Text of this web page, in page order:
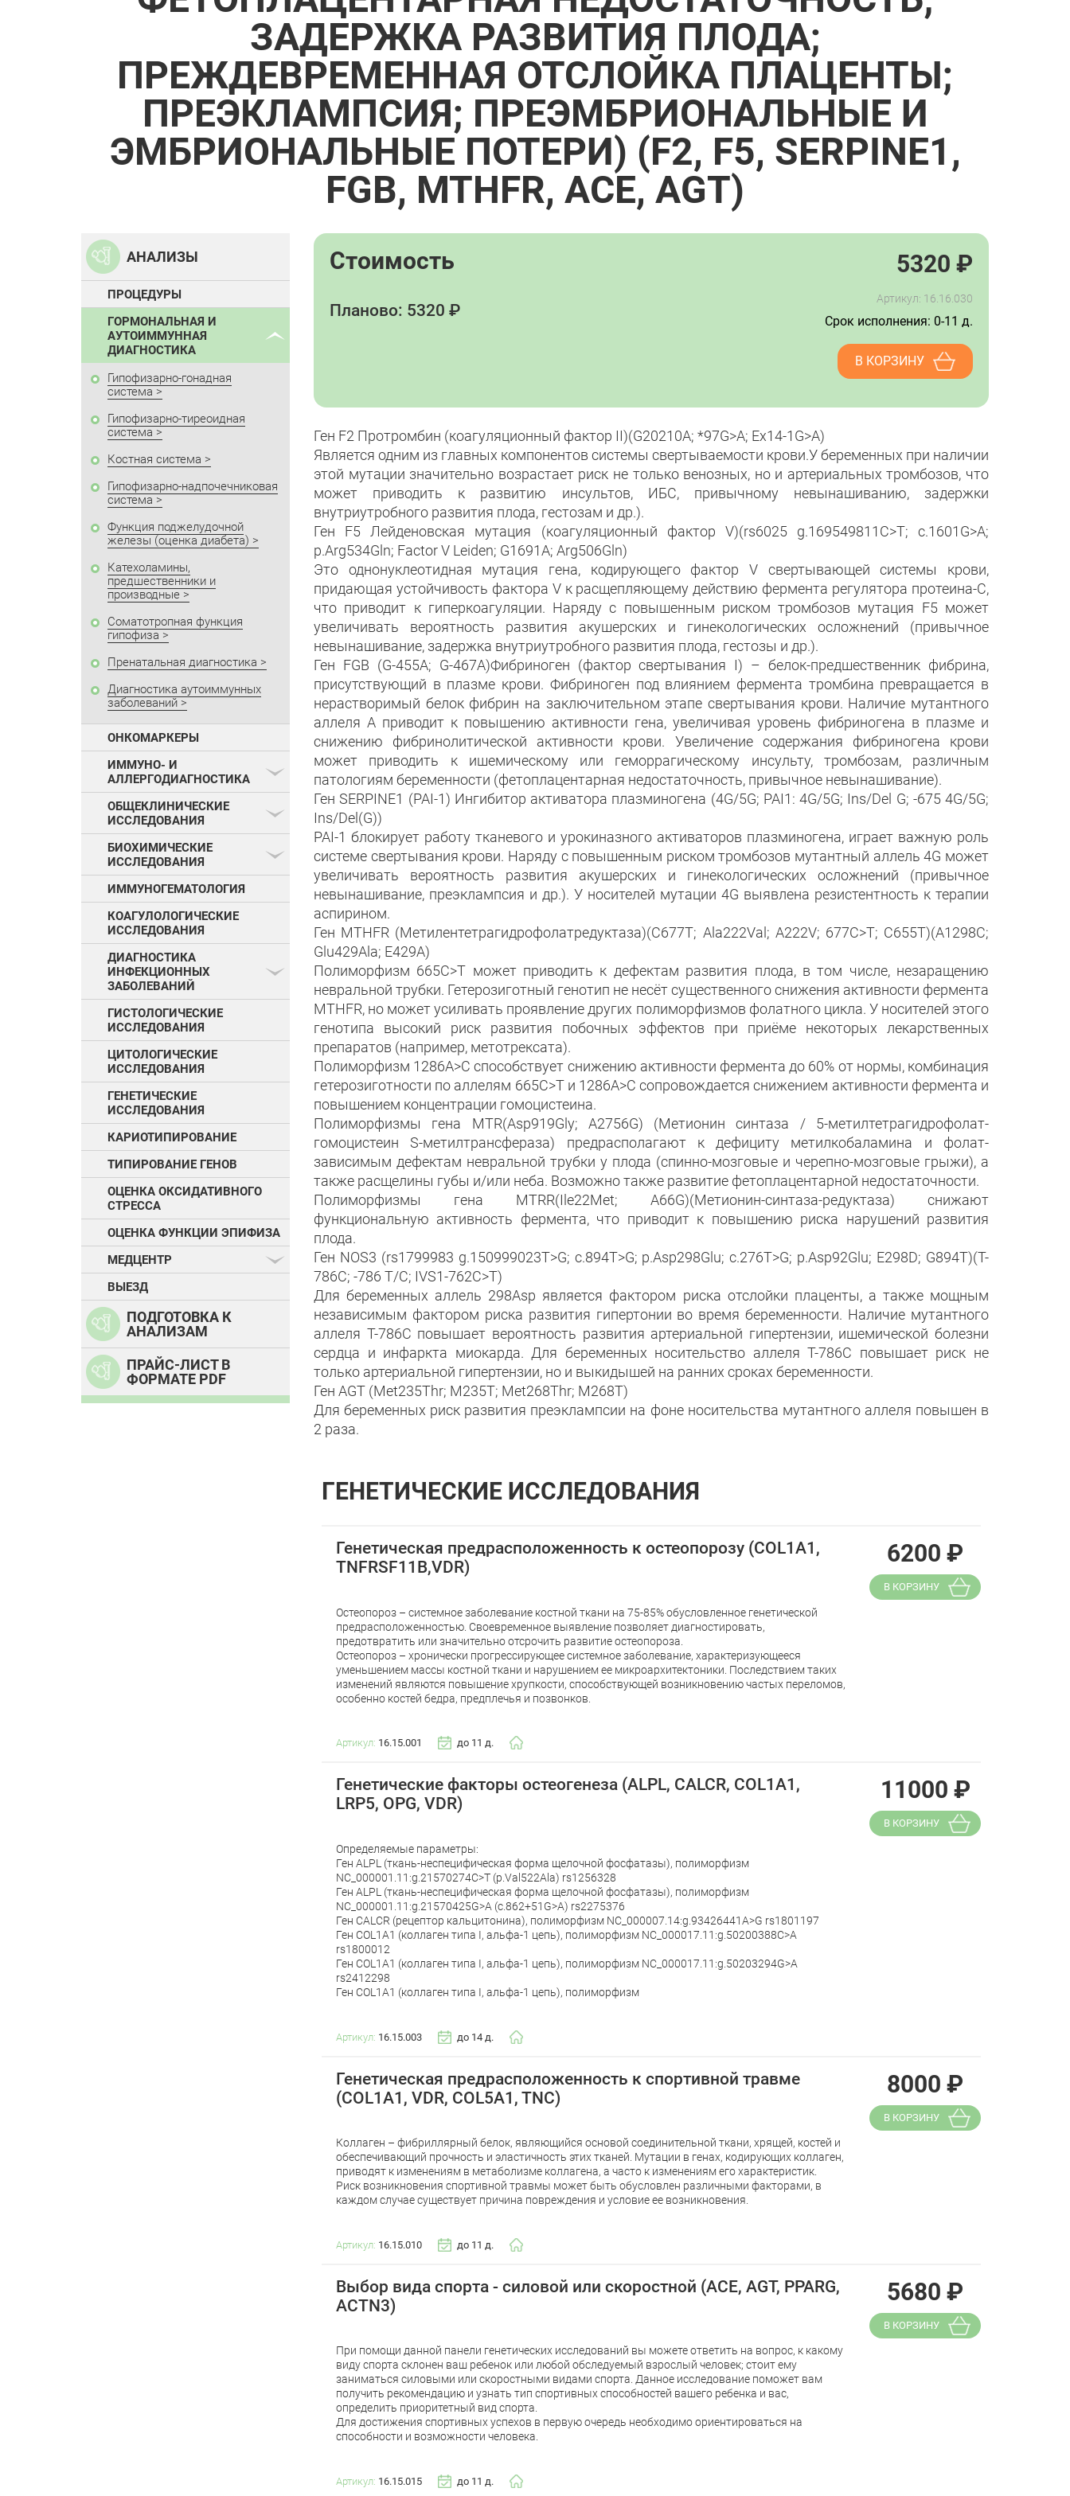
ЗАДЕРЖКА РАЗВИТИЯ ПЛОДА;
ПРЕЖДЕВРЕМЕННАЯ ОТСЛОЙКА ПЛАЦЕНТЫ;
ПРЕЭКЛАМПСИЯ; ПРЕЭМБРИОНАЛЬНЫЕ И
ЭМБРИОНАЛЬНЫЕ ПОТЕРИ) (F2, F5, SERPINE1,
FGB, MTHFR, ACE, AGT)
АНАЛИЗЫ
ПРОЦЕДУРЫ
ГОРМОНАЛЬНАЯ И
АУТОИММУННАЯ
ДИАГНОСТИКА
Гипофизарно-гонадная
система
Гипофизарно-тиреоидная
система
Костная система
Гипофизарно-надпочечниковая
система
Функция поджелудочной
железы (оценка диабета)
Катехоламины,
предшественники и
производные
Соматотропная функция
гипофиза
Пренатальная диагностика
Диагностика аутоиммунных
заболеваний
ОНКОМАРКЕРЫ
ИММУНО- И
АЛЛЕРГОДИАГНОСТИКА
ОБЩЕКЛИНИЧЕСКИЕ
ИССЛЕДОВАНИЯ
БИОХИМИЧЕСКИЕ
ИССЛЕДОВАНИЯ
ИММУНОГЕМАТОЛОГИЯ
КОАГУЛОЛОГИЧЕСКИЕ
ИССЛЕДОВАНИЯ
ДИАГНОСТИКА
ИНФЕКЦИОННЫХ
ЗАБОЛЕВАНИЙ
ГИСТОЛОГИЧЕСКИЕ
ИССЛЕДОВАНИЯ
ЦИТОЛОГИЧЕСКИЕ
ИССЛЕДОВАНИЯ
ГЕНЕТИЧЕСКИЕ
ИССЛЕДОВАНИЯ
КАРИОТИПИРОВАНИЕ
ТИПИРОВАНИЕ ГЕНОВ
ОЦЕНКА ОКСИДАТИВНОГО
СТРЕССА
ОЦЕНКА ФУНКЦИИ ЭПИФИЗА
МЕДЦЕНТР
ВЫЕЗД
ПОДГОТОВКА К
АНАЛИЗАМ
ПРАЙС-ЛИСТ В
ФОРМАТЕ PDF
Стоимость 5320 ₽
Планово: 5320 ₽
Артикул: 16.16.030
Срок исполнения: 0-11 д.
В КОРЗИНУ
Ген F2 Протромбин (коагуляционный фактор II)(G20210A; *97G>A; Ex14-1G>A)
Является одним из главных компонентов системы свертываемости крови.У беременных при наличии
этой мутации значительно возрастает риск не только венозных, но и артериальных тромбозов, что
может приводить к развитию инсультов, ИБС, привычному невынашиванию, задержки
внутриутробного развития плода, гестозам и др.).
Ген F5 Лейденовская мутация (коагуляционный фактор V)(rs6025 g.169549811C>T; c.1601G>A;
p.Arg534Gln; Factor V Leiden; G1691A; Arg506Gln)
Это однонуклеотидная мутация гена, кодирующего фактор V свертывающей системы крови,
придающая устойчивость фактора V к расщепляющему действию фермента регулятора протеина-С,
что приводит к гиперкоагуляции. Наряду с повышенным риском тромбозов мутация F5 может
увеличивать вероятность развития акушерских и гинекологических осложнений (привычное
невынашивание, задержка внутриутробного развития плода, гестозы и др.).
Ген FGB (G-455А; G-467A)Фибриноген (фактор свертывания I) – белок-предшественник фибрина,
присутствующий в плазме крови. Фибриноген под влиянием фермента тромбина превращается в
нерастворимый белок фибрин на заключительном этапе свертывания крови. Наличие мутантного
аллеля А приводит к повышению активности гена, увеличивая уровень фибриногена в плазме и
снижению фибринолитической активности крови. Увеличение содержания фибриногена крови
может приводить к ишемическому или геморрагическому инсульту, тромбозам, различным
патологиям беременности (фетоплацентарная недостаточность, привычное невынашивание).
Ген SERPINE1 (PAI-1) Ингибитор активатора плазминогена (4G/5G; PAI1: 4G/5G; Ins/Del G; -675 4G/5G;
Ins/Del(G))
PAI-1 блокирует работу тканевого и урокиназного активаторов плазминогена, играет важную роль
системе свертывания крови. Наряду с повышенным риском тромбозов мутантный аллель 4G может
увеличивать вероятность развития акушерских и гинекологических осложнений (привычное
невынашивание, преэклампсия и др.). У носителей мутации 4G выявлена резистентность к терапии
аспирином.
Ген MTHFR (Метилентетрагидрофолатредуктаза)(C677T; Ala222Val; A222V; 677C>T; C655T)(A1298C;
Glu429Ala; E429A)
Полиморфизм 665C>T может приводить к дефектам развития плода, в том числе, незаращению
невральной трубки. Гетерозиготный генотип не несёт существенного снижения активности фермента
MTHFR, но может усиливать проявление других полиморфизмов фолатного цикла. У носителей этого
генотипа высокий риск развития побочных эффектов при приёме некоторых лекарственных
препаратов (например, метотрексата).
Полиморфизм 1286A>C способствует снижению активности фермента до 60% от нормы, комбинация
гетерозиготности по аллелям 665C>T и 1286A>C сопровождается снижением активности фермента и
повышением концентрации гомоцистеина.
Полиморфизмы гена MTR(Asp919Gly; A2756G) (Метионин синтаза / 5-метилтетрагидрофолат-
гомоцистеин S-метилтрансфераза) предрасполагают к дефициту метилкобаламина и фолат-
зависимым дефектам невральной трубки у плода (спинно-мозговые и черепно-мозговые грыжи), а
также расщелины губы и/или неба. Возможно также развитие фетоплацентарной недостаточности.
Полиморфизмы гена MTRR(Ile22Met; A66G)(Метионин-синтаза-редуктаза) снижают
функциональную активность фермента, что приводит к повышению риска нарушений развития
плода.
Ген NOS3 (rs1799983 g.150999023T>G; c.894T>G; p.Asp298Glu; c.276T>G; p.Asp92Glu; E298D; G894T)(T-
786C; -786 T/C; IVS1-762C>T)
Для беременных аллель 298Asp является фактором риска отслойки плаценты, а также мощным
независимым фактором риска развития гипертонии во время беременности. Наличие мутантного
аллеля T-786C повышает вероятность развития артериальной гипертензии, ишемической болезни
сердца и инфаркта миокарда. Для беременных носительство аллеля T-786C повышает риск не
только артериальной гипертензии, но и выкидышей на ранних сроках беременности.
Ген AGT (Met235Thr; M235T; Met268Thr; M268T)
Для беременных риск развития преэклампсии на фоне носительства мутантного аллеля повышен в
2 раза.
ГЕНЕТИЧЕСКИЕ ИССЛЕДОВАНИЯ
Генетическая предрасположенность к остеопорозу (COL1A1,
TNFRSF11B,VDR)
Остеопороз – системное заболевание костной ткани на 75-85% обусловленное генетической
предрасположенностью. Своевременное выявление позволяет диагностировать,
предотвратить или значительно отсрочить развитие остеопороза.
Остеопороз – хронически прогрессирующее системное заболевание, характеризующееся
уменьшением массы костной ткани и нарушением ее микроархитектоники. Последствием таких
изменений являются повышение хрупкости, способствующей возникновению частых переломов,
особенно костей бедра, предплечья и позвонков.
Артикул: 16.15.001 до 11 д.
6200 ₽
В КОРЗИНУ
Генетические факторы остеогенеза (ALPL, CALCR, COL1A1,
LRP5, OPG, VDR)
Определяемые параметры:
Ген ALPL (ткань-неспецифическая форма щелочной фосфатазы), полиморфизм
NC_000001.11:g.21570274C>T (p.Val522Ala) rs1256328
Ген ALPL (ткань-неспецифическая форма щелочной фосфатазы), полиморфизм
NC_000001.11:g.21570425G>A (c.862+51G>A) rs2275376
Ген CALCR (рецептор кальцитонина), полиморфизм NC_000007.14:g.93426441A>G rs1801197
Ген COL1A1 (коллаген типа I, альфа-1 цепь), полиморфизм NC_000017.11:g.50200388C>A
rs1800012
Ген COL1A1 (коллаген типа I, альфа-1 цепь), полиморфизм NC_000017.11:g.50203294G>A
rs2412298
Ген COL1A1 (коллаген типа I, альфа-1 цепь), полиморфизм
Артикул: 16.15.003 до 14 д.
11000 ₽
В КОРЗИНУ
Генетическая предрасположенность к спортивной травме
(COL1A1, VDR, COL5A1, TNC)
Коллаген – фибриллярный белок, являющийся основой соединительной ткани, хрящей, костей и
обеспечивающий прочность и эластичность этих тканей. Мутации в генах, кодирующих коллаген,
приводят к изменениям в метаболизме коллагена, а часто к изменениям его характеристик.
Риск возникновения спортивной травмы может быть обусловлен различными факторами, в
каждом случае существует причина повреждения и условие ее возникновения.
Артикул: 16.15.010 до 11 д.
8000 ₽
В КОРЗИНУ
Выбор вида спорта - силовой или скоростной (ACE, AGT, PPARG,
ACTN3)
При помощи данной панели генетических исследований вы можете ответить на вопрос, к какому
виду спорта склонен ваш ребенок или любой обследуемый взрослый человек; стоит ему
заниматься силовыми или скоростными видами спорта. Данное исследование поможет вам
получить рекомендацию и узнать тип спортивных способностей вашего ребенка и вас,
определить приоритетный вид спорта.
Для достижения спортивных успехов в первую очередь необходимо ориентироваться на
способности и возможности человека.
Артикул: 16.15.015 до 11 д.
5680 ₽
В КОРЗИНУ